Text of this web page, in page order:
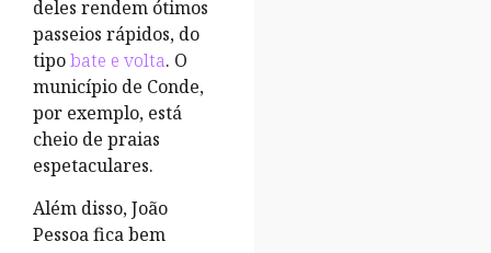
deles rendem ótimos
passeios rápidos, do
tipobate e volta. O
município de Conde,
por exemplo, está
cheio de praias
espetaculares.
Além disso, João
Pessoa fica bem